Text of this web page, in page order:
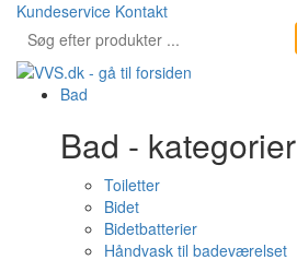
Kundeservice Kontakt
Bad
Bad - kategorier
Toiletter
Bidet
Bidetbatterier
Håndvask til badeværelset